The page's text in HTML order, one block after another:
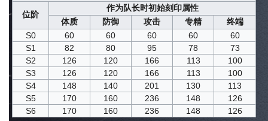
位阶
作为队长时初始刻印属性
体质
防御 攻击 专精
终端
S0
60 60 60 60
60
S1
82 80 95 78
73
S2
126 120 166 113
100
S3
126 120 166 113
100
S4
148 140 201 130
113
S5
170 160 236 148
126
S6
170 160 236 148 126